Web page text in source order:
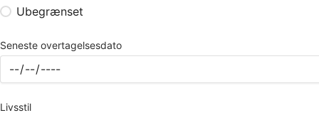
Ubegrænset
Seneste overtagelsesdato
Livsstil